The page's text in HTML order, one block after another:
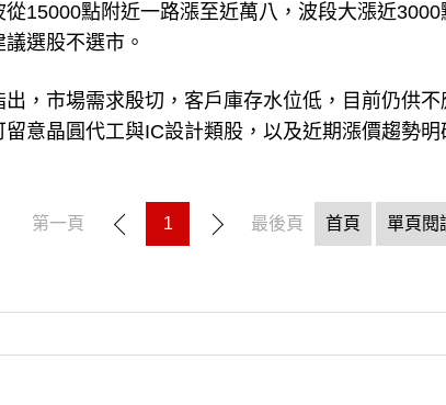
15000點附近一路漲至近萬八，波段大漲近
選股不選市。
，市場需求殷切，客戶庫存水位低，目前仍供
意晶圓代工與IC設計類股，以及近期漲價趨勢明
第一頁 1 最後頁 首頁 單頁閱